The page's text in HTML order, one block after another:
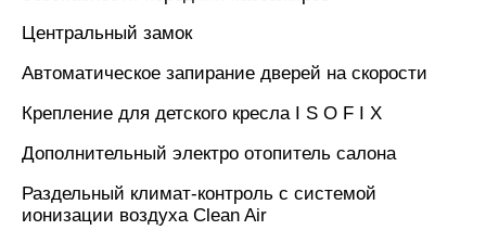
Центральный замок
Автоматическое запирание дверей на скорости
Крепление для детского кресла I S O F I X
Дополнительный электро отопитель салона
Раздельный климат-контроль с системой
ионизации воздуха Clean Air